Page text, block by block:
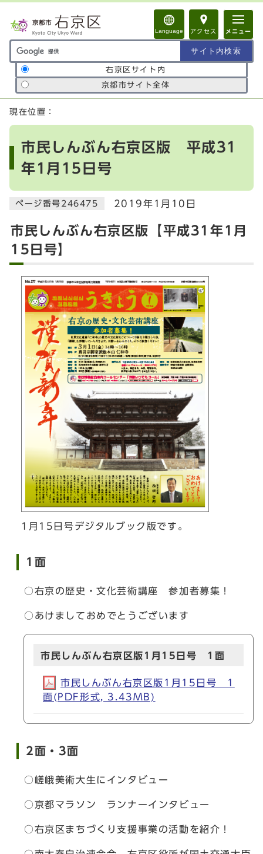
Language アクセス メニュー
サイト内検索の範囲
右京区サイト内
京都市サイト全体
ここから本文です
現在位置：
市民しんぶん右京区版 平成31
年1月15日号
ページ番号246475 2019年1月10日
市民しんぶん右京区版【平成31年1月
15日号】
1月15日号デジタルブック版です。
1面
○右京の歴史・文化芸術講座 参加者募集！
○あけましておめでとうございます
市民しんぶん右京区版1月15日号 1面
市民しんぶん右京区版1月15日号 1
面(PDF形式, 3.43MB)
2面・3面
○嵯峨美術大生にインタビュー
○京都マラソン ランナーインタビュー
○右京区まちづくり支援事業の活動を紹介！